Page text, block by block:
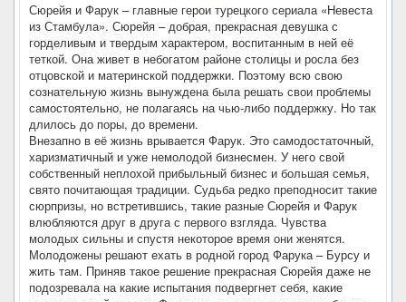
Сюрейя и Фарук – главные герои турецкого сериала «Невеста
из Стамбула». Сюрейя – добрая, прекрасная девушка с
горделивым и твердым характером, воспитанным в ней её
теткой. Она живет в небогатом районе столицы и росла без
отцовской и материнской поддержки. Поэтому всю свою
сознательную жизнь вынуждена была решать свои проблемы
самостоятельно, не полагаясь на чью-либо поддержку. Но так
длилось до поры, до времени.
Внезапно в её жизнь врывается Фарук. Это самодостаточный,
харизматичный и уже немолодой бизнесмен. У него свой
собственный неплохой прибыльный бизнес и большая семья,
свято почитающая традиции. Судьба редко преподносит такие
сюрпризы, но встретившись, такие разные Сюрейя и Фарук
влюбляются друг в друга с первого взгляда. Чувства
молодых сильны и спустя некоторое время они женятся.
Молодожены решают ехать в родной город Фарука – Бурсу и
жить там. Приняв такое решение прекрасная Сюрейя даже не
подозревала на какие испытания подвергнет себя, какие